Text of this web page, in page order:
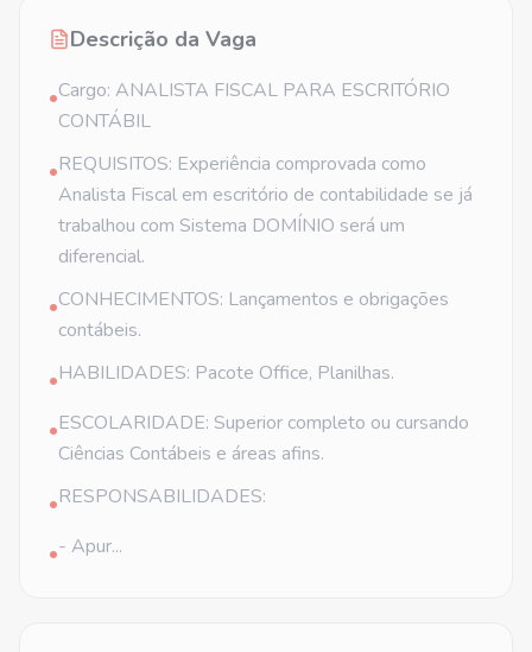
Descrição da Vaga
•Cargo: ANALISTA FISCAL PARA ESCRITÓRIO
CONTÁBIL
•REQUISITOS: Experiência comprovada como
Analista Fiscal em escritório de contabilidade se já
trabalhou com Sistema DOMÍNIO será um
diferencial.
•CONHECIMENTOS: Lançamentos e obrigações
contábeis.
•HABILIDADES: Pacote Office, Planilhas.
•ESCOLARIDADE: Superior completo ou cursando
Ciências Contábeis e áreas afins.
•RESPONSABILIDADES:
•- Apur...